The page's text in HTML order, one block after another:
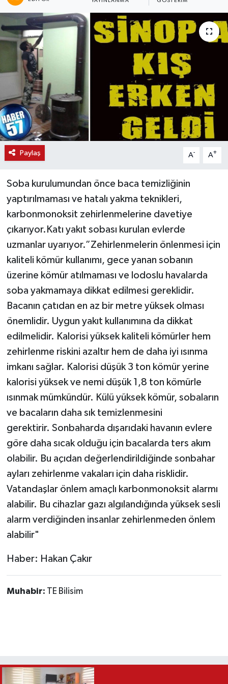
Paylaş A- A+
Soba kurulumundan önce baca temizliğinin
yaptırılmaması ve hatalı yakma teknikleri,
karbonmonoksit zehirlenmelerine davetiye
çıkarıyor.Katı yakıt sobası kurulan evlerde
uzmanlar uyarıyor.”Zehirlenmelerin önlenmesi için
kaliteli kömür kullanımı, gece yanan sobanın
üzerine kömür atılmaması ve lodoslu havalarda
soba yakmamaya dikkat edilmesi gereklidir.
Bacanın çatıdan en az bir metre yüksek olması
önemlidir. Uygun yakıt kullanımına da dikkat
edilmelidir. Kalorisi yüksek kaliteli kömürler hem
zehirlenme riskini azaltır hem de daha iyi ısınma
imkanı sağlar. Kalorisi düşük 3 ton kömür yerine
kalorisi yüksek ve nemi düşük 1,8 ton kömürle
ısınmak mümkündür. Külü yüksek kömür, sobaların
ve bacaların daha sık temizlenmesini
gerektirir. Sonbaharda dışarıdaki havanın evlere
göre daha sıcak olduğu için bacalarda ters akım
olabilir. Bu açıdan değerlendirildiğinde sonbahar
ayları zehirlenme vakaları için daha risklidir.
Vatandaşlar önlem amaçlı karbonmonoksit alarmı
alabilir. Bu cihazlar gazı algılandığında yüksek sesli
alarm verdiğinden insanlar zehirlenmeden önlem
alabilir"
Haber: Hakan Çakır
Muhabir: TE Bilisim